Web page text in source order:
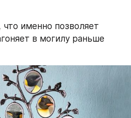
именно позволяет
в могилу раньше